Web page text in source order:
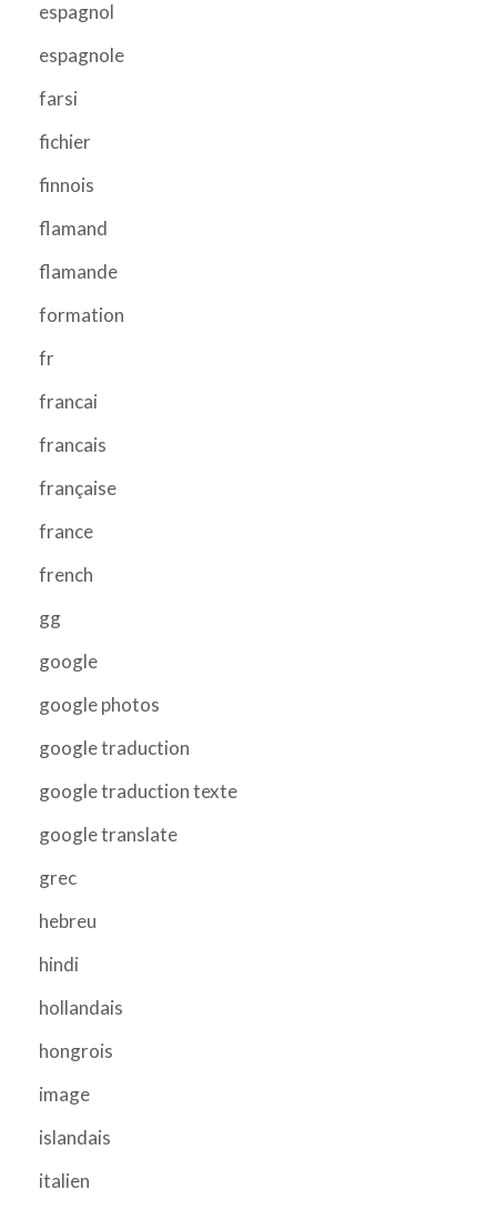
espagnol
espagnole
farsi
fichier
finnois
flamand
flamande
formation
fr
francai
francais
française
france
french
gg
google
google photos
google traduction
google traduction texte
google translate
grec
hebreu
hindi
hollandais
hongrois
image
islandais
italien